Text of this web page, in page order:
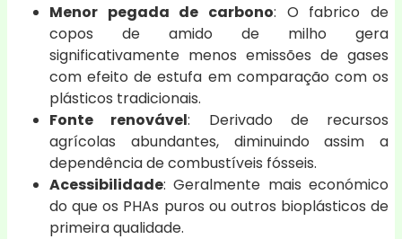
Menor pegada de carbono: O fabrico de
copos de amido de milho gera
significativamente menos emissões de gases
com efeito de estufa em comparação com os
plásticos tradicionais.
Fonte renovável: Derivado de recursos
agrícolas abundantes, diminuindo assim a
dependência de combustíveis fósseis.
Acessibilidade: Geralmente mais económico
do que os PHAs puros ou outros bioplásticos de
primeira qualidade.